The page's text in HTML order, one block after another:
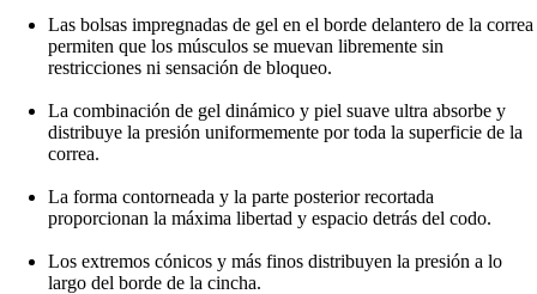
Las bolsas impregnadas de gel en el borde delantero de la correa
permiten que los músculos se muevan libremente sin
restricciones ni sensación de bloqueo.
La combinación de gel dinámico y piel suave ultra absorbe y
distribuye la presión uniformemente por toda la superficie de la
correa.
La forma contorneada y la parte posterior recortada
proporcionan la máxima libertad y espacio detrás del codo.
Los extremos cónicos y más finos distribuyen la presión a lo
largo del borde de la cincha.